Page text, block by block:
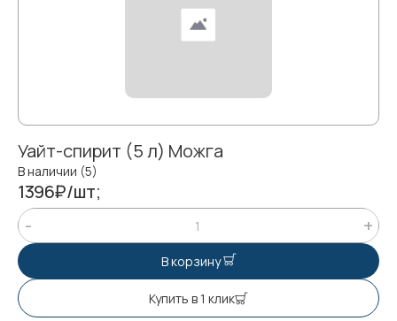
Уайт-спирит (5 л) Можга
В наличии (5)
1396₽/шт;
В корзину
Купить в 1 клик